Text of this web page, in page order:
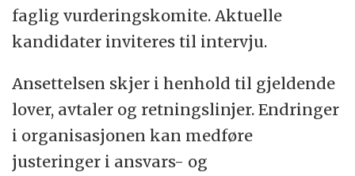
faglig vurderingskomite. Aktuelle
kandidater inviteres til intervju.
Ansettelsen skjer i henhold til gjeldende
lover, avtaler og retningslinjer. Endringer
i organisasjonen kan medføre
justeringer i ansvars- og